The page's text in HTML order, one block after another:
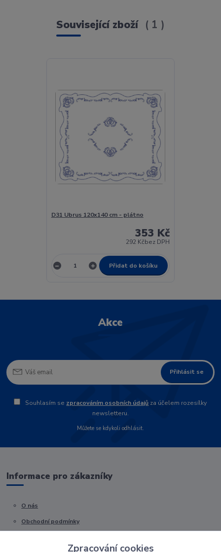
Související zboží 1
D31 Ubrus 120x140 cm - plátno
353 Kč
292 Kčbez DPH
Přidat do košíku
Akce
Přihlásit se
Souhlasím se zpracováním osobních údajů za účelem rozesílky
newsletteru.
Můžete se kdykoli odhlásit.
Informace pro zákazníky
O nás
Obchodní podmínky
Zpracování cookies